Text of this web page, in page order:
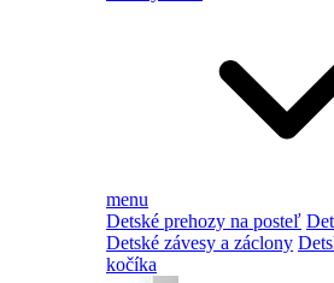
menu
Detské prehozy na posteľ
Detské závesy a záclony
kočíka